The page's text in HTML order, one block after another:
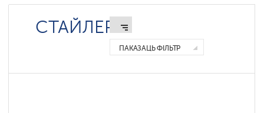
СТАЙЛЕРЫ
ПАКАЗАЦЬ ФІЛЬТР